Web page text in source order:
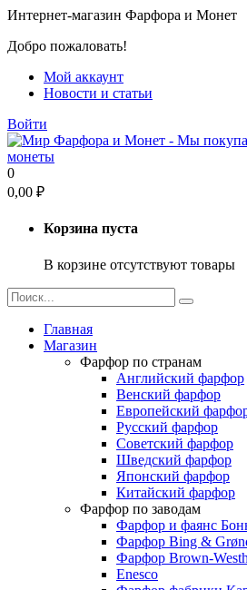
Интернет-магазин Фарфора и Монет
Добро пожаловать!
Мой аккаунт
Новости и статьи
Войти
0
0,00 ₽
Корзина пуста
В корзине отсутствуют товары
Главная
Магазин
Фарфор по странам
Английский фарфор
Венский фарфор
Европейский
Русский фарфор
Советский фарфор
Шведский фарфор
Японский фарфор
Китайский фарфор
Фарфор по заводам
Фарфор и фаянс
Фарфор Bing &
Фарфор Brown-
Enesco